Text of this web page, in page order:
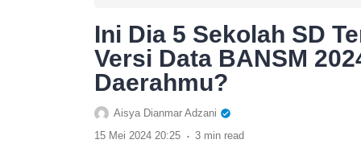
Ini Dia 5 Sekolah SD
Versi Data BANSM
Daerahmu?
Aisya Dianmar Adzani
15 Mei 2024 20:25 . 3 min read